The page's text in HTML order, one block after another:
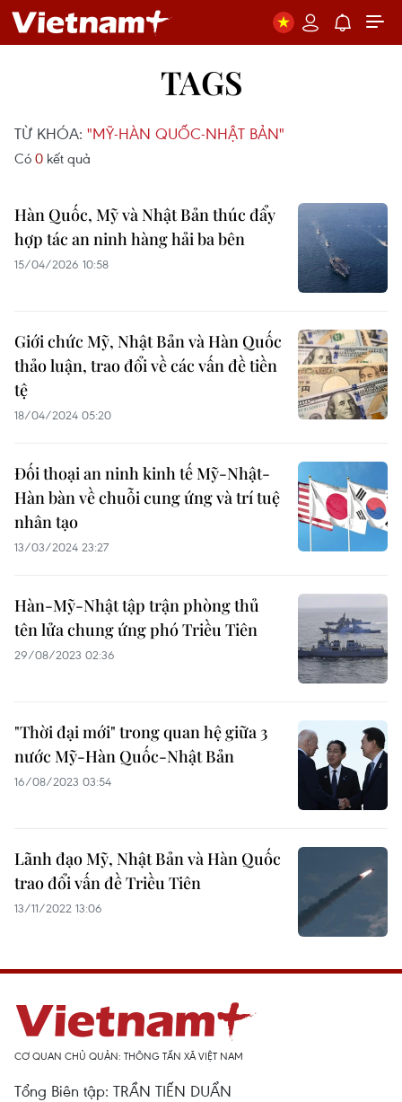
TAGS
TỪ KHÓA: "MỸ-HÀN QUỐC-NHẬT BẢN"
Có 0 kết quả
Hàn Quốc, Mỹ và Nhật Bản thúc đẩy
hợp tác an ninh hàng hải ba bên
15/04/2026 10:58
Giới chức Mỹ, Nhật Bản và Hàn Quốc
thảo luận, trao đổi về các vấn đề tiền
tệ
18/04/2024 05:20
Đối thoại an ninh kinh tế Mỹ-Nhật-
Hàn bàn về chuỗi cung ứng và trí tuệ
nhân tạo
13/03/2024 23:27
Hàn-Mỹ-Nhật tập trận phòng thủ
tên lửa chung ứng phó Triều Tiên
29/08/2023 02:36
"Thời đại mới" trong quan hệ giữa 3
nước Mỹ-Hàn Quốc-Nhật Bản
16/08/2023 03:54
Lãnh đạo Mỹ, Nhật Bản và Hàn Quốc
trao đổi vấn đề Triều Tiên
13/11/2022 13:06
CƠ QUAN CHỦ QUẢN: THÔNG TẤN XÃ VIỆT NAM
Tổng Biên tập: TRẦN TIẾN DUẨN